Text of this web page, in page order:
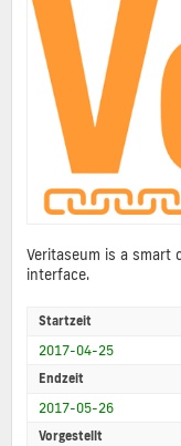
Veritaseum is a smart
interface.
Startzeit
2017-04-25
Endzeit
2017-05-26
Vorgestellt